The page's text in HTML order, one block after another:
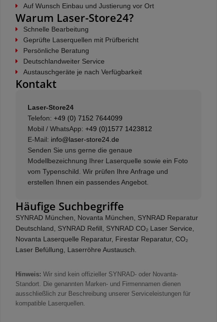
Auf Wunsch Einbau und Justierung vor Ort
Warum Laser-Store24?
Schnelle Bearbeitung
Geprüfte Laserquellen mit Prüfbericht
Persönliche Beratung
Deutschlandweiter Service
Austauschgeräte je nach Verfügbarkeit
Kontakt
Laser-Store24
Telefon: +49 (0) 7152 7644099
Mobil / WhatsApp: +49 (0)1577 1423812
E-Mail: info@laser-store24.de
Senden Sie uns gerne die genaue
Modellbezeichnung Ihrer Laserquelle sowie ein Foto
vom Typenschild. Wir prüfen Ihre Anfrage und
erstellen Ihnen ein passendes Angebot.
Häufige Suchbegriffe
SYNRAD München, Novanta München, SYNRAD Reparatur
Deutschland, SYNRAD Refill, SYNRAD CO₂ Laser Service,
Novanta Laserquelle Reparatur, Firestar Reparatur, CO₂
Laser Befüllung, Laserröhre Austausch.
Hinweis: Wir sind kein offizieller SYNRAD- oder Novanta-
Standort. Die genannten Marken- und Firmennamen dienen
ausschließlich zur Beschreibung unserer Serviceleistungen für
kompatible Laserquellen.